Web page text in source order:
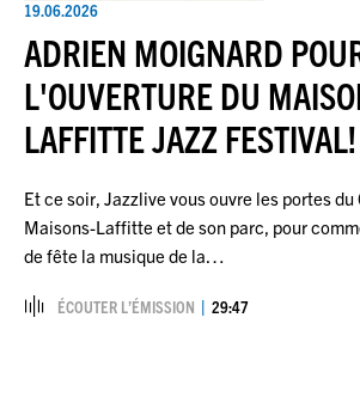
19.06.2026
ADRIEN MOIGNARD
L'OUVERTURE DU
LAFFITTE JAZZ FESTIVAL!
Et ce soir, Jazzlive vous ouvre les portes du
Maisons-Laffitte et de son parc, pour
de fête la musique de la…
ÉCOUTER L’ÉMISSION 29:47